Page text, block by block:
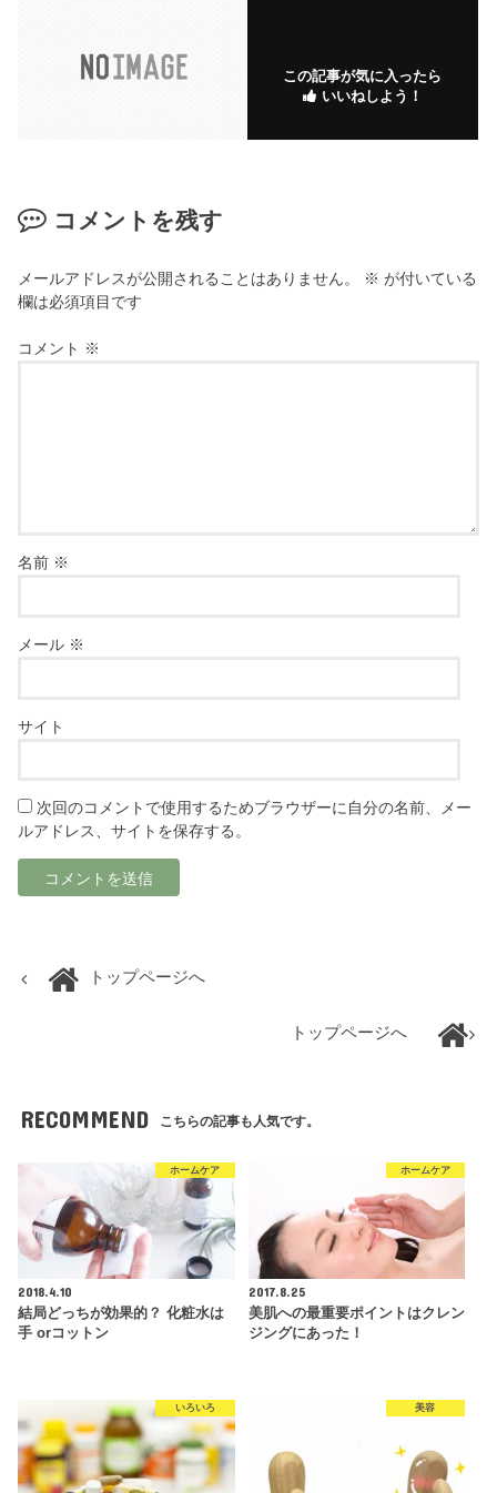
この記事が気に入ったら
いいねしよう！
コメントを残す
メールアドレスが公開されることはありません。 ※ が付いている
欄は必須項目です
コメント ※
名前 ※
メール ※
サイト
次回のコメントで使用するためブラウザーに自分の名前、メー
ルアドレス、サイトを保存する。
トップページへ
トップページへ
RECOMMEND こちらの記事も人気です。
ホームケア
2018.4.10
結局どっちが効果的？ 化粧水は
手 orコットン
ホームケア
2017.8.25
美肌への最重要ポイントはクレン
ジングにあった！
いろいろ 美容